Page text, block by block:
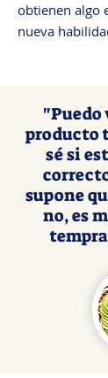
obtienen algo
nueva
"Puedo
producto
sé si
supone
no, es